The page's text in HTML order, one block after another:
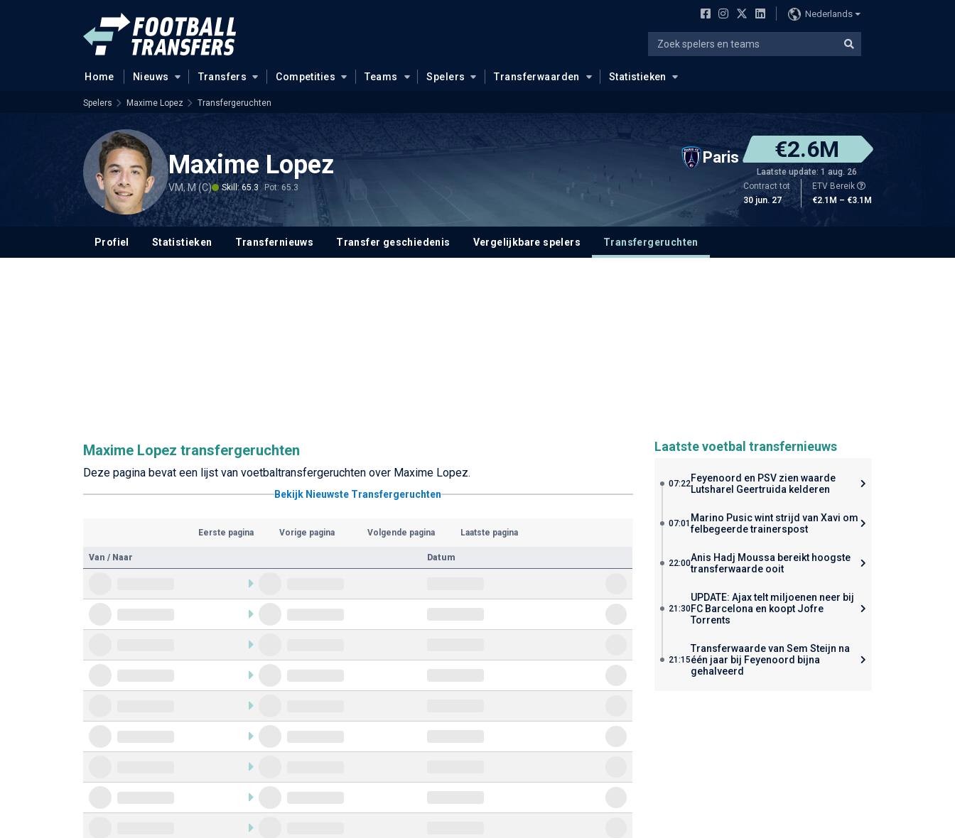
Nederlands
Home Nieuws Transfers Competities Teams Spelers Transferwaarden Statistieken
Spelers Maxime Lopez Transfergeruchten
Maxime Lopez
VM, M (C) Skill: 65.3 Pot: 65.3
Paris €2.6M
Laatste update: 1 aug. 26
Contract tot
30 jun. 27
ETV Bereik
€2.1M – €3.1M
Profiel Statistieken Transfernieuws Transfer geschiedenis Vergelijkbare spelers Transfergeruchten
Maxime Lopez transfergeruchten
Deze pagina bevat een lijst van voetbaltransfergeruchten over Maxime Lopez.
Bekijk Nieuwste Transfergeruchten
Eerste pagina Vorige pagina Volgende pagina Laatste pagina
Van / Naar Datum
Laatste voetbal transfernieuws
07:22Feyenoord en PSV zien waarde
Lutsharel Geertruida kelderen
07:01 Marino Pusic wint strijd van Xavi om
felbegeerde trainerspost
22:00Anis Hadj Moussa bereikt hoogste
transferwaarde ooit
21:30
UPDATE: Ajax telt miljoenen neer bij
FC Barcelona en koopt Jofre
Torrents
21:15
Transferwaarde van Sem Steijn na
één jaar bij Feyenoord bijna
gehalveerd